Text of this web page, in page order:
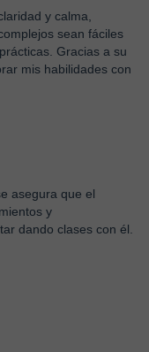
y calma,
sean fáciles
Gracias a su
mis habilidades con
asegura que el
y
dando clases con él.